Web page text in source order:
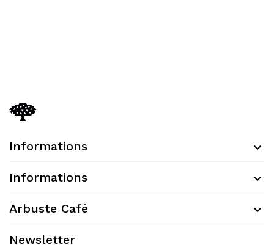
Informations
Informations
Arbuste Café
Newsletter